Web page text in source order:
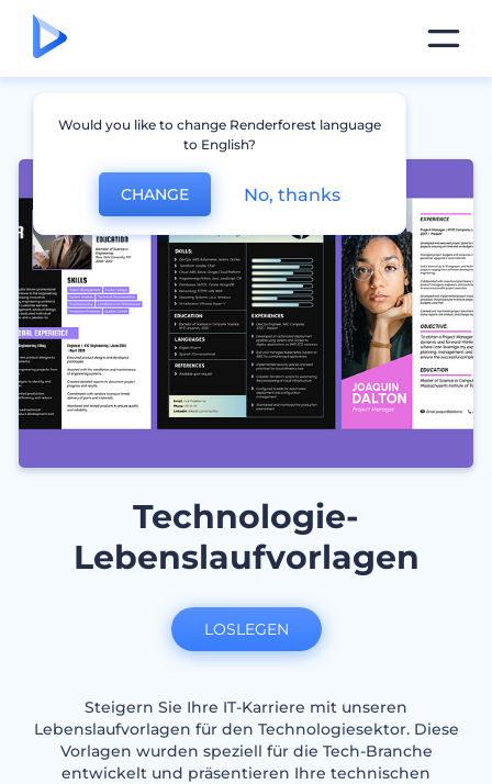
Technologie-
Lebenslaufvorlagen
Steigern Sie Ihre IT-Karriere mit unseren
Lebenslaufvorlagen für den Technologiesektor. Diese
Vorlagen wurden speziell für die Tech-Branche
entwickelt und präsentieren Ihre technischen
LOSLEGEN
Would you like to change Renderforest language
to English?
CHANGE No, thanks